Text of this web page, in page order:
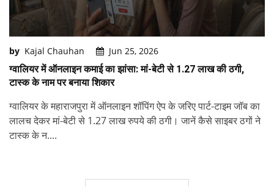
by Kajal Chauhan
Jun 25, 2026
ग्वालियर में ऑनलाइन कमाई का झांसा: मां-बेटी से 1.27 लाख की ठगी,
टास्क के नाम पर बनाया शिकार
ग्वालियर के महाराजपुरा में ऑनलाइन शॉपिंग ऐप के जरिए पार्ट-टाइम जॉब का
लालच देकर मां-बेटी से 1.27 लाख रुपये की ठगी। जानें कैसे साइबर ठगों ने
टास्क के न....